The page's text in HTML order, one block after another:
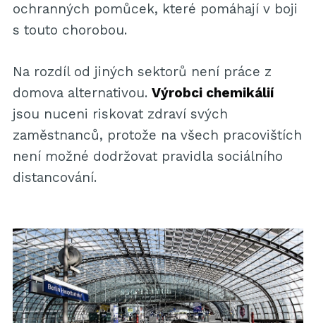
ochranných pomůcek, které pomáhají v boji
s touto chorobou.
Na rozdíl od jiných sektorů není práce z
domova alternativou. Výrobci chemikálií
jsou nuceni riskovat zdraví svých
zaměstnanců, protože na všech pracovištích
není možné dodržovat pravidla sociálního
distancování.